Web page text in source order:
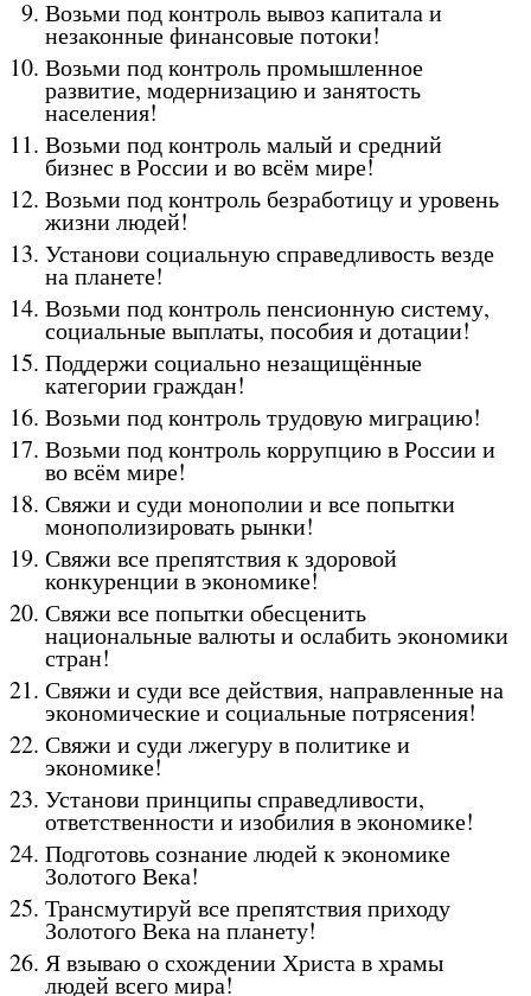
Возьми под контроль вывоз капитала и
незаконные финансовые потоки!
Возьми под контроль промышленное
развитие, модернизацию и занятость
населения!
Возьми под контроль малый и средний
бизнес в России и во всём мире!
Возьми под контроль безработицу и уровень
жизни людей!
Установи социальную справедливость везде
на планете!
Возьми под контроль пенсионную систему,
социальные выплаты, пособия и дотации!
Поддержи социально незащищённые
категории граждан!
Возьми под контроль трудовую миграцию!
Возьми под контроль коррупцию в России и
во всём мире!
Свяжи и суди монополии и все попытки
монополизировать рынки!
Свяжи все препятствия к здоровой
конкуренции в экономике!
Свяжи все попытки обесценить
национальные валюты и ослабить экономики
стран!
Свяжи и суди все действия, направленные на
экономические и социальные потрясения!
Свяжи и суди лжегуру в политике и
экономике!
Установи принципы справедливости,
ответственности и изобилия в экономике!
Подготовь сознание людей к экономике
Золотого Века!
Трансмутируй все препятствия приходу
Золотого Века на планету!
Я взываю о схождении Христа в храмы
людей всего мира!